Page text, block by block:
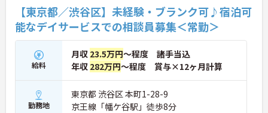
【東京都／渋谷区】未経験・ブランク可♪宿泊可
能なデイサービスでの相談員募集＜常勤＞
給料
月収 23.5万円～程度 諸手当込
年収 282万円～程度 賞与×12ヶ月計算
勤務地
東京都 渋谷区 本町1-28-9
京王線「幡ケ谷駅」徒歩8分